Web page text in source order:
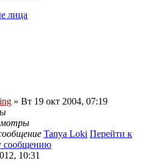
лица
» Вт 19 окт 2004, 07:19
Tanya Loki Перейти к
сообщению
10:31